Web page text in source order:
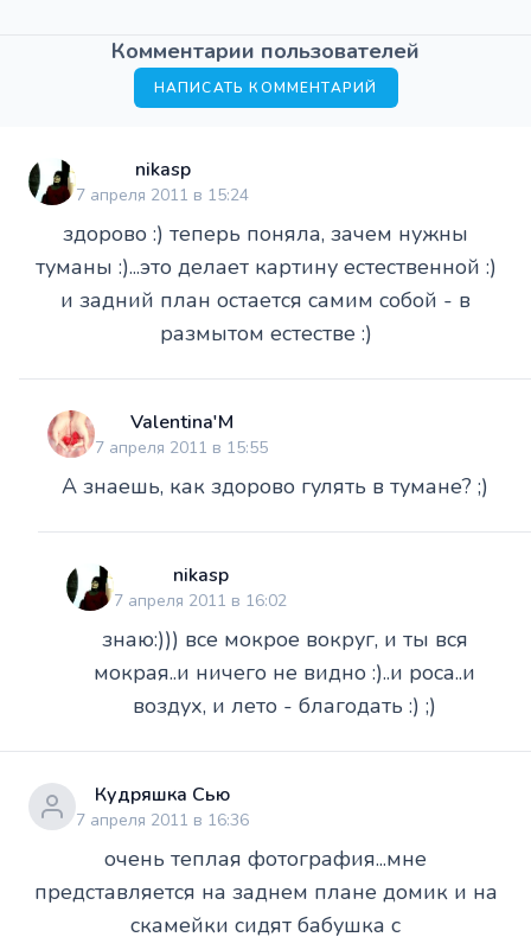
Комментарии пользователей
НАПИСАТЬ КОММЕНТАРИЙ
nikasp
7 апреля 2011 в 15:24
здорово :) теперь поняла, зачем нужны
туманы :)...это делает картину естественной :)
и задний план остается самим собой - в
размытом естестве :)
Valentina'M
7 апреля 2011 в 15:55
А знаешь, как здорово гулять в тумане? ;)
nikasp
7 апреля 2011 в 16:02
знаю:))) все мокрое вокруг, и ты вся
мокрая..и ничего не видно :)..и роса..и
воздух, и лето - благодать :) ;)
Кудряшка Сью
7 апреля 2011 в 16:36
очень теплая фотография...мне
представляется на заднем плане домик и на
скамейки сидят бабушка с